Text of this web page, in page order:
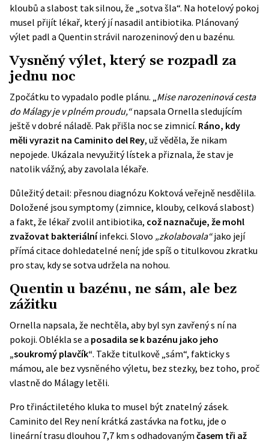
kloubů a slabost tak silnou, že „sotva šla“. Na hotelový pokoj
musel přijít lékař, který jí nasadil antibiotika. Plánovaný
výlet padl a Quentin strávil narozeninový den u bazénu.
Vysněný výlet, který se rozpadl za
jednu noc
Zpočátku to vypadalo podle plánu. „Mise narozeninová cesta
do Málagy je v plném proudu,“napsala Ornella sledujícím
ještě v dobré náladě. Pak přišla noc se zimnicí. Ráno, kdy
měli vyrazit na Caminito del Rey, už věděla, že nikam
nepojede. Ukázala nevyužitý lístek a přiznala, že stav je
natolik vážný, aby zavolala lékaře.
Důležitý detail: přesnou diagnózu Koktová veřejně nesdělila.
Doložené jsou symptomy (zimnice, klouby, celková slabost)
a fakt, že lékař zvolil antibiotika, což naznačuje, že mohl
zvažovat bakteriálníinfekci. Slovo „zkolabovala“jako její
přímá citace dohledatelné není; jde spíš o titulkovou zkratku
pro stav, kdy se sotva udržela na nohou.
Quentin u bazénu, ne sám, ale bez
zážitku
Ornella napsala, že nechtěla, aby byl syn zavřený s ní na
pokoji. Oblékla se a posadila se k bazénu jako jeho
„soukromý plavčík“. Takže titulkově „sám“, fakticky s
mámou, ale bez vysněného výletu, bez stezky, bez toho, proč
vlastně do Málagy letěli.
Pro třináctiletého kluka to musel být znatelný zásek.
Caminito del Reynení krátká zastávka na fotku, jde o
lineární trasu dlouhou 7,7 km s odhadovaným časem tři až